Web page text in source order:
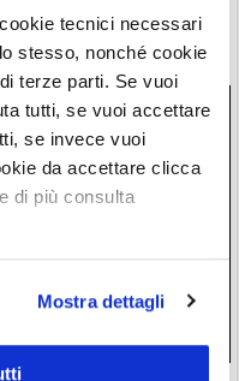
tecnici necessari
stesso, nonché cookie
terze parti. Se vuoi
tutti, se vuoi accettare
se invece vuoi
da accettare clicca
di più consulta
Mostra dettagli
Ironwood: la supply